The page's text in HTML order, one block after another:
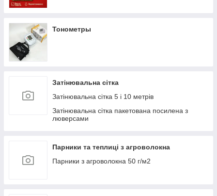
Тонометры
Затінювальна сітка
Затінювальна сітка 5 і 10 метрів
Затінювальна сітка пакетована посилена з
люверсами
Парники та теплиці з агроволокна
Парники з агроволокна 50 г/м2